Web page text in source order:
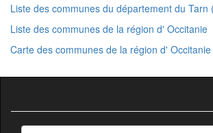
Liste des communes du département du Tarn
Liste des communes de la région d' Occitanie
Carte des communes de la région d' Occitanie